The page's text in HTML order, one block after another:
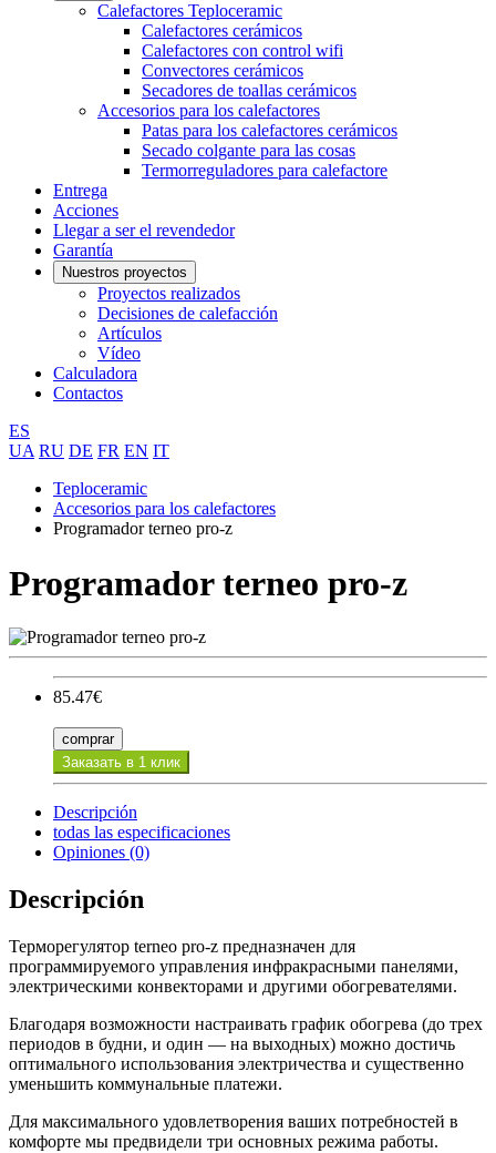
Calefactores Teploceramic
Calefactores cerámicos
Calefactores con control wifi
Convectores cerámicos
Secadores de toallas cerámicos
Accesorios para los calefactores
Patas para los calefactores cerámicos
Secado colgante para las cosas
Termorreguladores para calefactore
Entrega
Acciones
Llegar a ser el revendedor
Garantía
Nuestros proyectos
Proyectos realizados
Decisiones de calefacción
Artículos
Vídeo
Calculadora
Contactos
ES
UA RU DE FR EN IT
Teploceramic
Accesorios para los calefactores
Programador terneo pro-z
Programador terneo pro-z
85.47€
comprar
Заказать в 1 клик
Descripción
todas las especificaciones
Opiniones (0)
Descripción
Терморегулятор terneo pro-z предназначен для
программируемого управления инфракрасными панелями,
электрическими конвекторами и другими обогревателями.
Благодаря возможности настраивать график обогрева (до трех
периодов в будни, и один — на выходных) можно достичь
оптимального использования электричества и существенно
уменьшить коммунальные платежи.
Для максимального удовлетворения ваших потребностей в
комфорте мы предвидели три основных режима работы.